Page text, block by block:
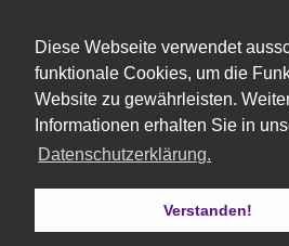
Diese Webseite verwendet
funktionale Cookies, um die
Website zu gewährleisten.
Informationen erhalten Sie in
Datenschutzerklärung.
Verstanden!